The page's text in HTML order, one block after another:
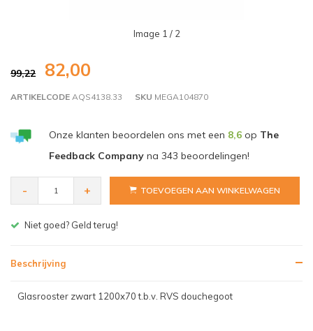
Image 1 / 2
99,22 82,00
ARTIKELCODE AQS4138.33 SKU MEGA104870
Onze klanten beoordelen ons met een 8,6op The
Feedback Companyna 343 beoordelingen!
- + TOEVOEGEN AAN WINKELWAGEN
Gratis bezorgen v.a. € 150,- (NL)
Beschrijving
Glasrooster zwart 1200x70 t.b.v. RVS douchegoot